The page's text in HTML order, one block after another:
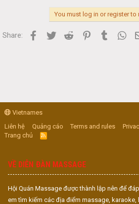
You must log in or register to
Share: Facebook
Twitter Reddit PinterestTumblr
Vietnames
Liên hệ
Quảng cáo Terms and rules
Trang chủ
R
S
VỀ DIỄN ĐÀN MASSAGE
Hội Quán Massage được thành lập nên để
em tìm kiếm các địa điểm massage, karaoke,